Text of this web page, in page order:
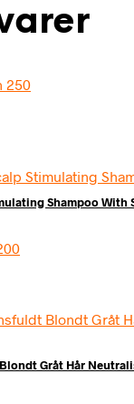
Shampoo With
Gråt Hår